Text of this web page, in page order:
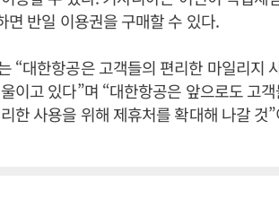
면 반일 이용권을 구매할 수 있다.
“대한항공은 고객들의 편리한 마일리지
이고 있다”며 “대한항공은 앞으로도 고
한 사용을 위해 제휴처를 확대해 나갈 것